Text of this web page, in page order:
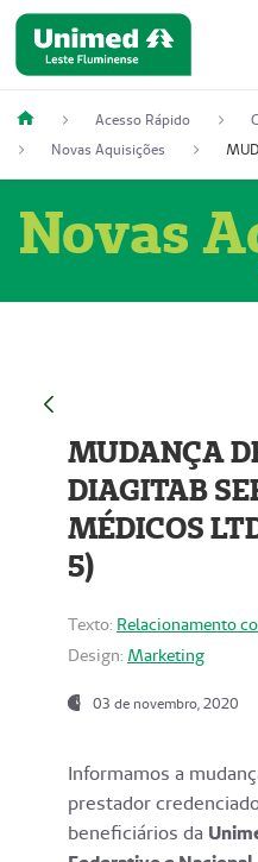
Acesso Rápido
Novas Aquisições
Novas
MUDANÇA
DIAGITAB
MÉDICOS
5)
Texto: Relacionamento
Design: Marketing
03 de novembro, 2020
Informamos a
prestador
beneficiários da